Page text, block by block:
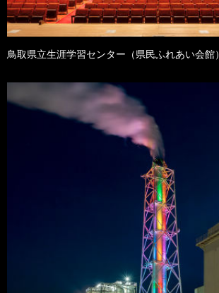
鳥取県立生涯学習センター（県民ふれあい会館）